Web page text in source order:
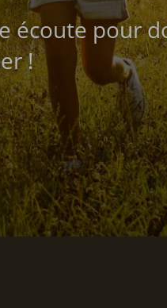
écoute pour
!